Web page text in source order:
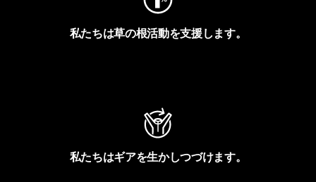
私たちは草の根活動を支援します。
私たちはギアを生かしつづけます。